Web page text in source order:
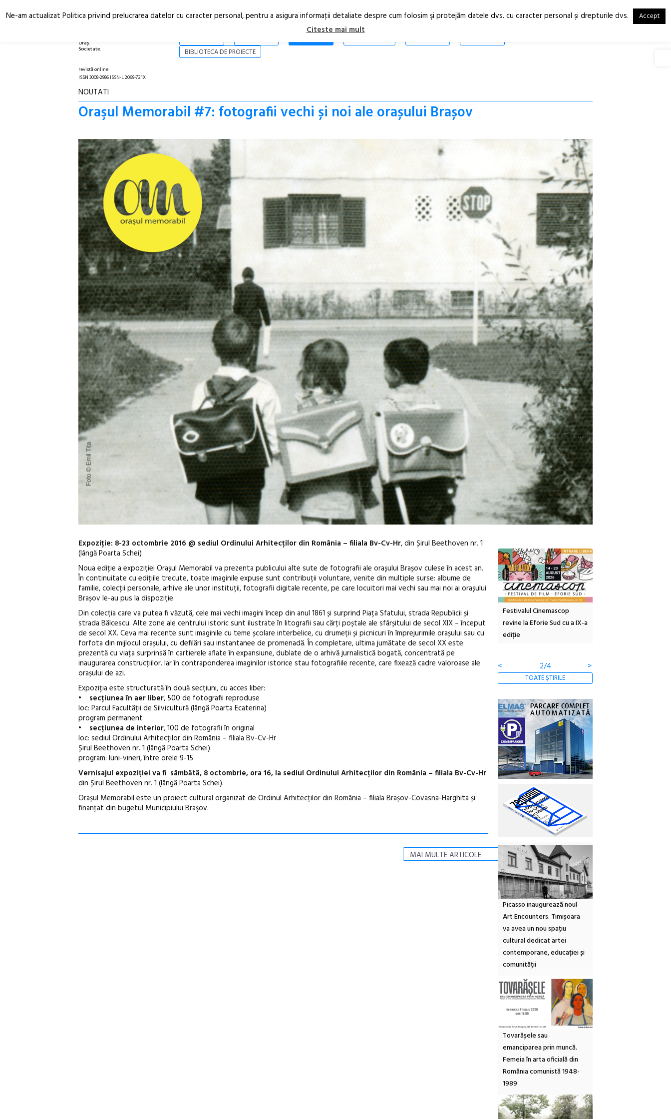
Oraș.
Societate.
RO
EN
STIRI
BIBLIOTECA DE PROIECTE
revistă online
ISSN 3008-2986 ISSN-L 2069-721X
NOUTATI
Oraşul Memorabil #7: fotografii vechi și noi ale orașului Brașov
Expoziție: 8-23 octombrie 2016 @ sediul Ordinului Arhitecților din România – filiala Bv-Cv-Hr, din Șirul Beethoven nr. 1
(lângă Poarta Schei)
Noua ediție a expoziției Orașul Memorabil va prezenta publicului alte sute de fotografii ale orașului Brașov culese în acest an.
În continuitate cu edițiile trecute, toate imaginile expuse sunt contribuții voluntare, venite din multiple surse: albume de
familie, colecții personale, arhive ale unor instituții, fotografii digitale recente, pe care locuitori mai vechi sau mai noi ai orașului
Brașov le-au pus la dispoziție.
Din colecția care va putea fi văzută, cele mai vechi imagini încep din anul 1861 și surprind Piața Sfatului, strada Republicii și
strada Bălcescu. Alte zone ale centrului istoric sunt ilustrate în litografii sau cărți poștale ale sfârșitului de secol XIX – început
de secol XX. Ceva mai recente sunt imaginile cu teme școlare interbelice, cu drumeții și picnicuri în împrejurimile orașului sau cu
forfota din mijlocul orașului, cu defilări sau instantanee de promenadă. În completare, ultima jumătate de secol XX este
prezentă cu viața surprinsă în cartierele aflate în expansiune, dublate de o arhivă jurnalistică bogată, concentrată pe
inaugurarea construcțiilor. Iar în contraponderea imaginilor istorice stau fotografiile recente, care fixează cadre valoroase ale
orașului de azi.
Expoziția este structurată în două secțiuni, cu acces liber:
•
secțiunea în aer liber, 500 de fotografii reproduse
loc: Parcul Facultății de Silvicultură (lângă Poarta Ecaterina)
program permanent
•
secțiunea de interior, 100 de fotografii în original
loc: sediul Ordinului Arhitecților din România – filiala Bv-Cv-Hr
Șirul Beethoven nr. 1 (lângă Poarta Schei)
program: luni-vineri, între orele 9-15
Vernisajul expoziției va fi sâmbătă, 8 octombrie, ora 16, la sediul Ordinului Arhitecților din România – filiala Bv-Cv-Hr
din Șirul Beethoven nr. 1 (lângă Poarta Schei).
Orașul Memorabil este un proiect cultural organizat de Ordinul Arhitecților din România – filiala Brașov-Covasna-Harghita și
finanţat din bugetul Municipiului Braşov.
MAI MULTE ARTICOLE
Anuala de artă urbană
Artown NOW #5:
Gramatica libertății
Festivalul Cinemascop
revine la Eforie Sud cu a IX-a
ediție
<
2/4 >
TOATE ȘTIRILE
Picasso inaugurează noul
Art Encounters. Timișoara
va avea un nou spațiu
cultural dedicat artei
contemporane, educației și
comunității
Tovarășele sau
emanciparea prin muncă.
Femeia în arta oficială din
România comunistă 1948-
1989
Ne-am actualizat Politica privind prelucrarea datelor cu caracter personal, pentru a asigura informaţii detaliate despre cum folosim şi protejăm datele dvs. cu caracter personal şi drepturile dvs. Accept
Citeste mai mult